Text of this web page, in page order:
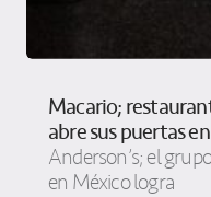
Macario;
abre sus puertas
Anderson’s; el
en México logra